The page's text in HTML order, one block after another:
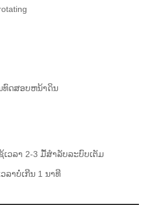
ທົດສອບຫນ້າດິນ
ເວລາ 2-3 ມື້ສໍາລັບລະບົບເຕັມ
ລາບໍ່ເກີນ 1 ນາທີ